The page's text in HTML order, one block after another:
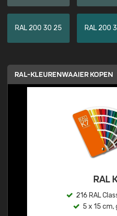
RAL 200 30 25 RAL 200
RAL-KLEURENWAAIER KOPEN
RAL
216 RAL
5 x 15 cm,